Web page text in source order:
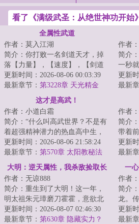
看了《满级武圣：从绝世神功开始
全属性武道
作者：莫入江湖
简介：你打败一名剑道天才，掉
落【力量】，【速度】，【剑道
天赋】……你捡了起来，力量和
速度有所提升，...
更新时间：2026-08-06 00:03:39
最新章节： 第3228章 天光精金
髓！这宝库都快成他自己家了！
金财神体即将突破！
作者
简介
一秒
利尔
界，
更新
最新
这才是高武！
作者：小道白霜
简介：“什么叫高武世界？不是有
着超强精神潜力的热血高中生，
不是有神秘的意识宫殿的天才。
这庞大的世界...
更新时间：2026-08-06 21:58:24
最新章节： 第570章 太阳教秘法
【二更】
作者
简介
带着
有的
生不
更新
最新
组，
大明：逆天属性，我杀敌捡取长
作者：无谅888
简介：重生到了大明！这一年，
明太祖朱元璋磨刀霍霍，意欲北
伐，彻定北元，将汉家中原完全
掌控，为自己儿...
更新时间：2026-08-07 02:46:30
最新章节： 第630章 隐藏实力？
一
作者
简介
龙。
岳，
掉上
更新
最新